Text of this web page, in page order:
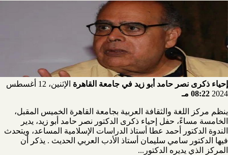
إحياء ذكرى نصر حامد أبو زيد في جامعة القاهرة
الإثنين، 12 أغسطس
2024 08:22 مـ
ينظم مركز اللغة والثقافة العربية بجامعة القاهرة الخميس المقبل،
الخامسة مساءً، حفل إحياء ذكرى الدكتور نصر حامد أبو زيد، يدير
الندوة الدكتور أحمد عطا أستاذ الدراسات الإسلامية المساعد، ويتحدث
فيها الدكتور سامي سليمان أستاذ الأدب العربي الحديث . يذكر أن
المركز الذي يديره الدكتور...